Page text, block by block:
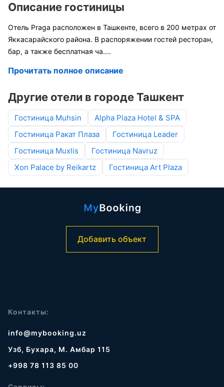
Описание гостиницы
Отель Praga расположен в Ташкенте, всего в 200 метрах от
Яккасарайского района. В распоряжении гостей ресторан,
бар, а также бесплатная ча....
Прочитать полное описание
Другие отели в городе Ташкент
Гостиница Muhsin
Alpha Plaza Hotel & SPA
Гостиница Ракат Плаза
Гостиница Leader
Гостиница Muxlis
Гостиница Navruz
Xon Palace by Reikartz
Гостиница Art Plaza
Добавить объект
Контакты:
info@mybooking.uz
Узб, Бухара, М. Амбар 115
+998 78 113 85 00